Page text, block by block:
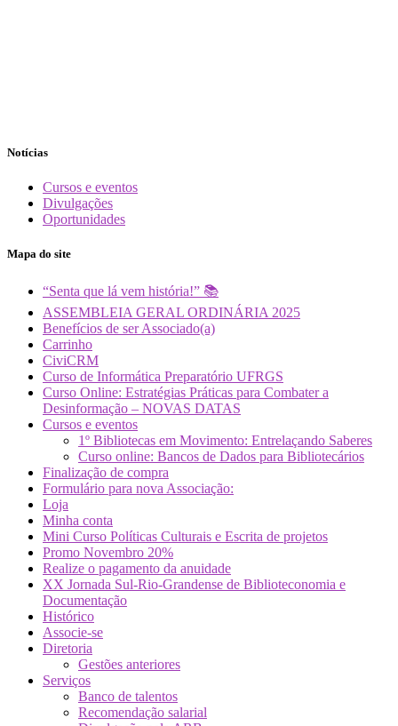
Notícias
Cursos e eventos
Divulgações
Oportunidades
Mapa do site
“Senta que lá vem história!” 📚
ASSEMBLEIA GERAL ORDINÁRIA 2025
Benefícios de ser Associado(a)
Carrinho
CiviCRM
Curso de Informática Preparatório UFRGS
Curso Online: Estratégias Práticas para Combater a
Desinformação – NOVAS DATAS
Cursos e eventos
1º Bibliotecas em Movimento: Entrelaçando Saberes
Curso online: Bancos de Dados para Bibliotecários
Finalização de compra
Formulário para nova Associação:
Loja
Minha conta
Mini Curso Políticas Culturais e Escrita de projetos
Promo Novembro 20%
Realize o pagamento da anuidade
XX Jornada Sul-Rio-Grandense de Biblioteconomia e
Documentação
Histórico
Associe-se
Diretoria
Gestões anteriores
Serviços
Banco de talentos
Recomendação salarial